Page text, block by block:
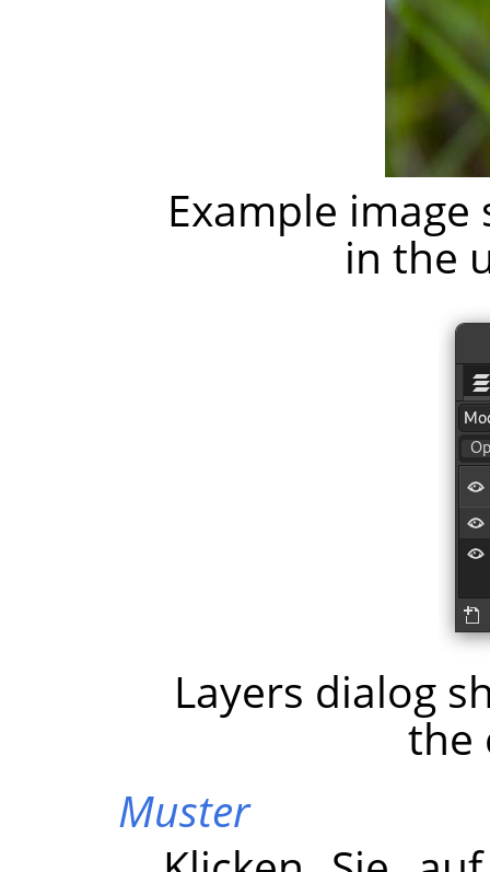
Example
in the
Layers dialog
the
Muster